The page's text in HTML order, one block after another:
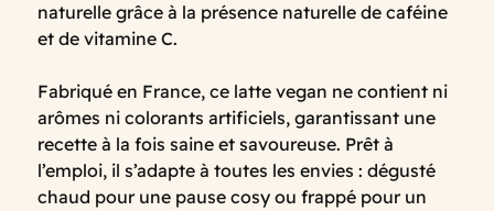
naturelle grâce à la présence naturelle de caféine
et de vitamine C.
Fabriqué en France, ce latte vegan ne contient ni
arômes ni colorants artificiels, garantissant une
recette à la fois saine et savoureuse. Prêt à
l’emploi, il s’adapte à toutes les envies : dégusté
chaud pour une pause cosy ou frappé pour un